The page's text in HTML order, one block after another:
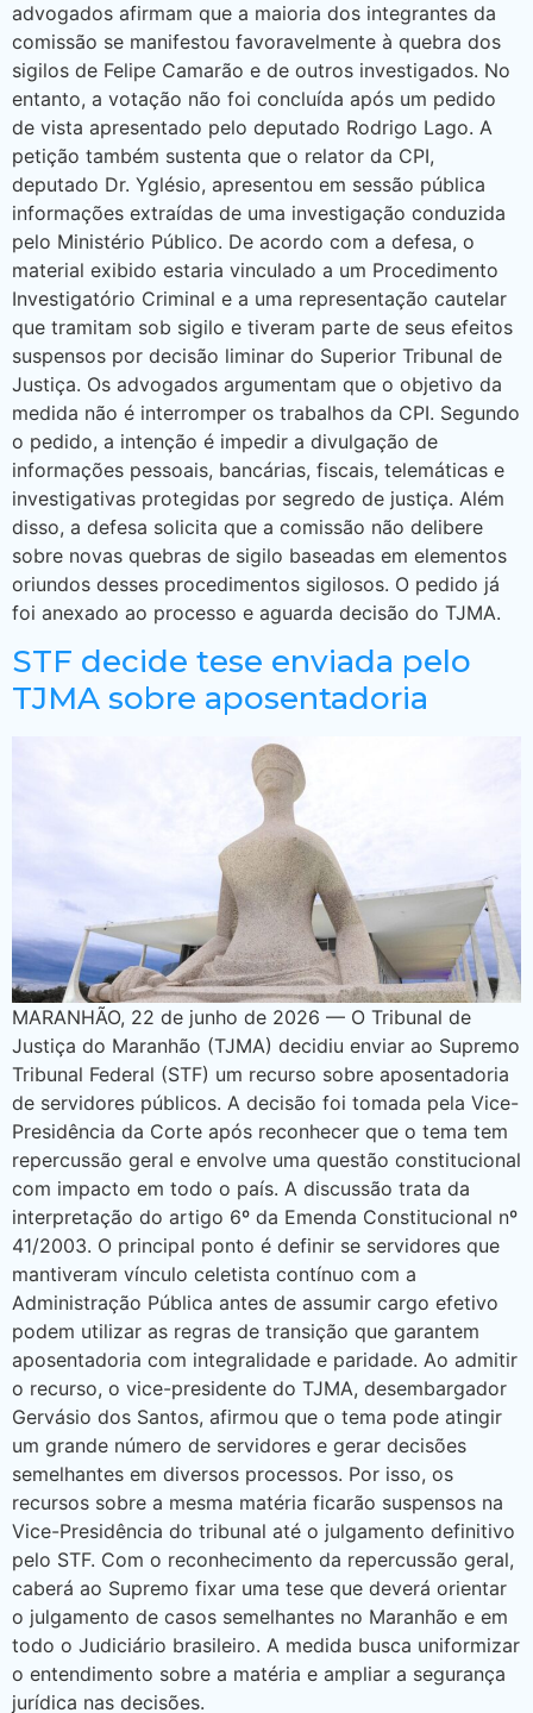
advogados afirmam que a maioria dos integrantes da
comissão se manifestou favoravelmente à quebra dos
sigilos de Felipe Camarão e de outros investigados. No
entanto, a votação não foi concluída após um pedido
de vista apresentado pelo deputado Rodrigo Lago. A
petição também sustenta que o relator da CPI,
deputado Dr. Yglésio, apresentou em sessão pública
informações extraídas de uma investigação conduzida
pelo Ministério Público. De acordo com a defesa, o
material exibido estaria vinculado a um Procedimento
Investigatório Criminal e a uma representação cautelar
que tramitam sob sigilo e tiveram parte de seus efeitos
suspensos por decisão liminar do Superior Tribunal de
Justiça. Os advogados argumentam que o objetivo da
medida não é interromper os trabalhos da CPI. Segundo
o pedido, a intenção é impedir a divulgação de
informações pessoais, bancárias, fiscais, telemáticas e
investigativas protegidas por segredo de justiça. Além
disso, a defesa solicita que a comissão não delibere
sobre novas quebras de sigilo baseadas em elementos
oriundos desses procedimentos sigilosos. O pedido já
foi anexado ao processo e aguarda decisão do TJMA.
STF decide tese enviada pelo
TJMA sobre aposentadoria
MARANHÃO, 22 de junho de 2026 — O Tribunal de
Justiça do Maranhão (TJMA) decidiu enviar ao Supremo
Tribunal Federal (STF) um recurso sobre aposentadoria
de servidores públicos. A decisão foi tomada pela Vice-
Presidência da Corte após reconhecer que o tema tem
repercussão geral e envolve uma questão constitucional
com impacto em todo o país. A discussão trata da
interpretação do artigo 6º da Emenda Constitucional nº
41/2003. O principal ponto é definir se servidores que
mantiveram vínculo celetista contínuo com a
Administração Pública antes de assumir cargo efetivo
podem utilizar as regras de transição que garantem
aposentadoria com integralidade e paridade. Ao admitir
o recurso, o vice-presidente do TJMA, desembargador
Gervásio dos Santos, afirmou que o tema pode atingir
um grande número de servidores e gerar decisões
semelhantes em diversos processos. Por isso, os
recursos sobre a mesma matéria ficarão suspensos na
Vice-Presidência do tribunal até o julgamento definitivo
pelo STF. Com o reconhecimento da repercussão geral,
caberá ao Supremo fixar uma tese que deverá orientar
o julgamento de casos semelhantes no Maranhão e em
todo o Judiciário brasileiro. A medida busca uniformizar
o entendimento sobre a matéria e ampliar a segurança
jurídica nas decisões.